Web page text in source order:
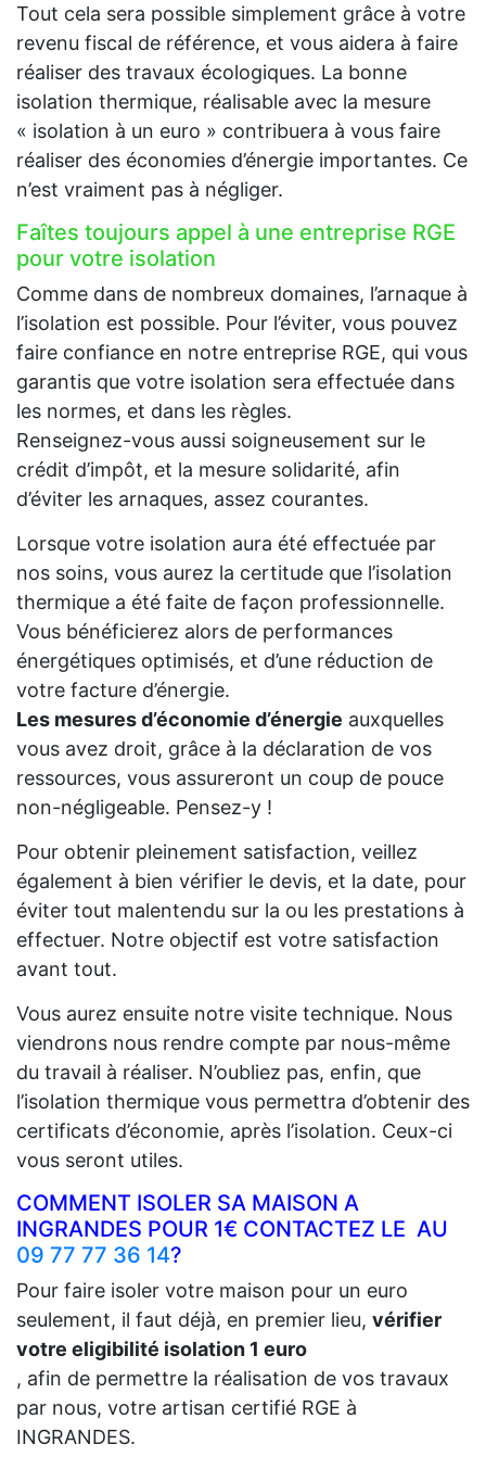
Tout cela sera possible simplement grâce à votre
revenu fiscal de référence, et vous aidera à faire
réaliser des travaux écologiques. La bonne
isolation thermique, réalisable avec la mesure
« isolation à un euro » contribuera à vous faire
réaliser des économies d’énergie importantes. Ce
n’est vraiment pas à négliger.
Faîtes toujours appel à une entreprise RGE
pour votre isolation
Comme dans de nombreux domaines, l’arnaque à
l’isolation est possible. Pour l’éviter, vous pouvez
faire confiance en notre entreprise RGE, qui vous
garantis que votre isolation sera effectuée dans
les normes, et dans les règles.
Renseignez-vous aussi soigneusement sur le
crédit d’impôt, et la mesure solidarité, afin
d’éviter les arnaques, assez courantes.
Lorsque votre isolation aura été effectuée par
nos soins, vous aurez la certitude que l’isolation
thermique a été faite de façon professionnelle.
Vous bénéficierez alors de performances
énergétiques optimisés, et d’une réduction de
votre facture d’énergie.
Les mesures d’économie d’énergie auxquelles
vous avez droit, grâce à la déclaration de vos
ressources, vous assureront un coup de pouce
non-négligeable. Pensez-y !
Pour obtenir pleinement satisfaction, veillez
également à bien vérifier le devis, et la date, pour
éviter tout malentendu sur la ou les prestations à
effectuer. Notre objectif est votre satisfaction
avant tout.
Vous aurez ensuite notre visite technique. Nous
viendrons nous rendre compte par nous-même
du travail à réaliser. N’oubliez pas, enfin, que
l’isolation thermique vous permettra d’obtenir des
certificats d’économie, après l’isolation. Ceux-ci
vous seront utiles.
COMMENT ISOLER SA MAISON A
INGRANDES POUR 1€ CONTACTEZ LE AU
09 77 77 36 14?
Pour faire isoler votre maison pour un euro
seulement, il faut déjà, en premier lieu, vérifier
votre eligibilité isolation 1 euro
, afin de permettre la réalisation de vos travaux
par nous, votre artisan certifié RGE à
INGRANDES.